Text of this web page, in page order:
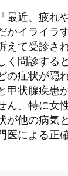
最近、疲れ
かイライラ
えて受診さ
く問診する
の症状が隠
甲状腺疾患
ん。特に女
が他の病気
医による正